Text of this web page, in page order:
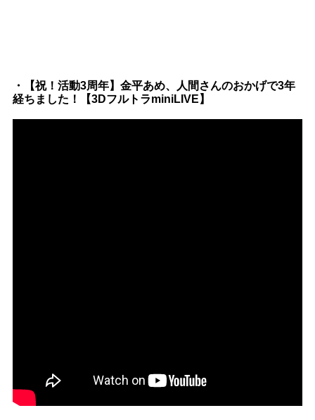
・【祝！活動3周年】金平あめ、人間さんのおかげで3年
経ちました！【3DフルトラminiLIVE】